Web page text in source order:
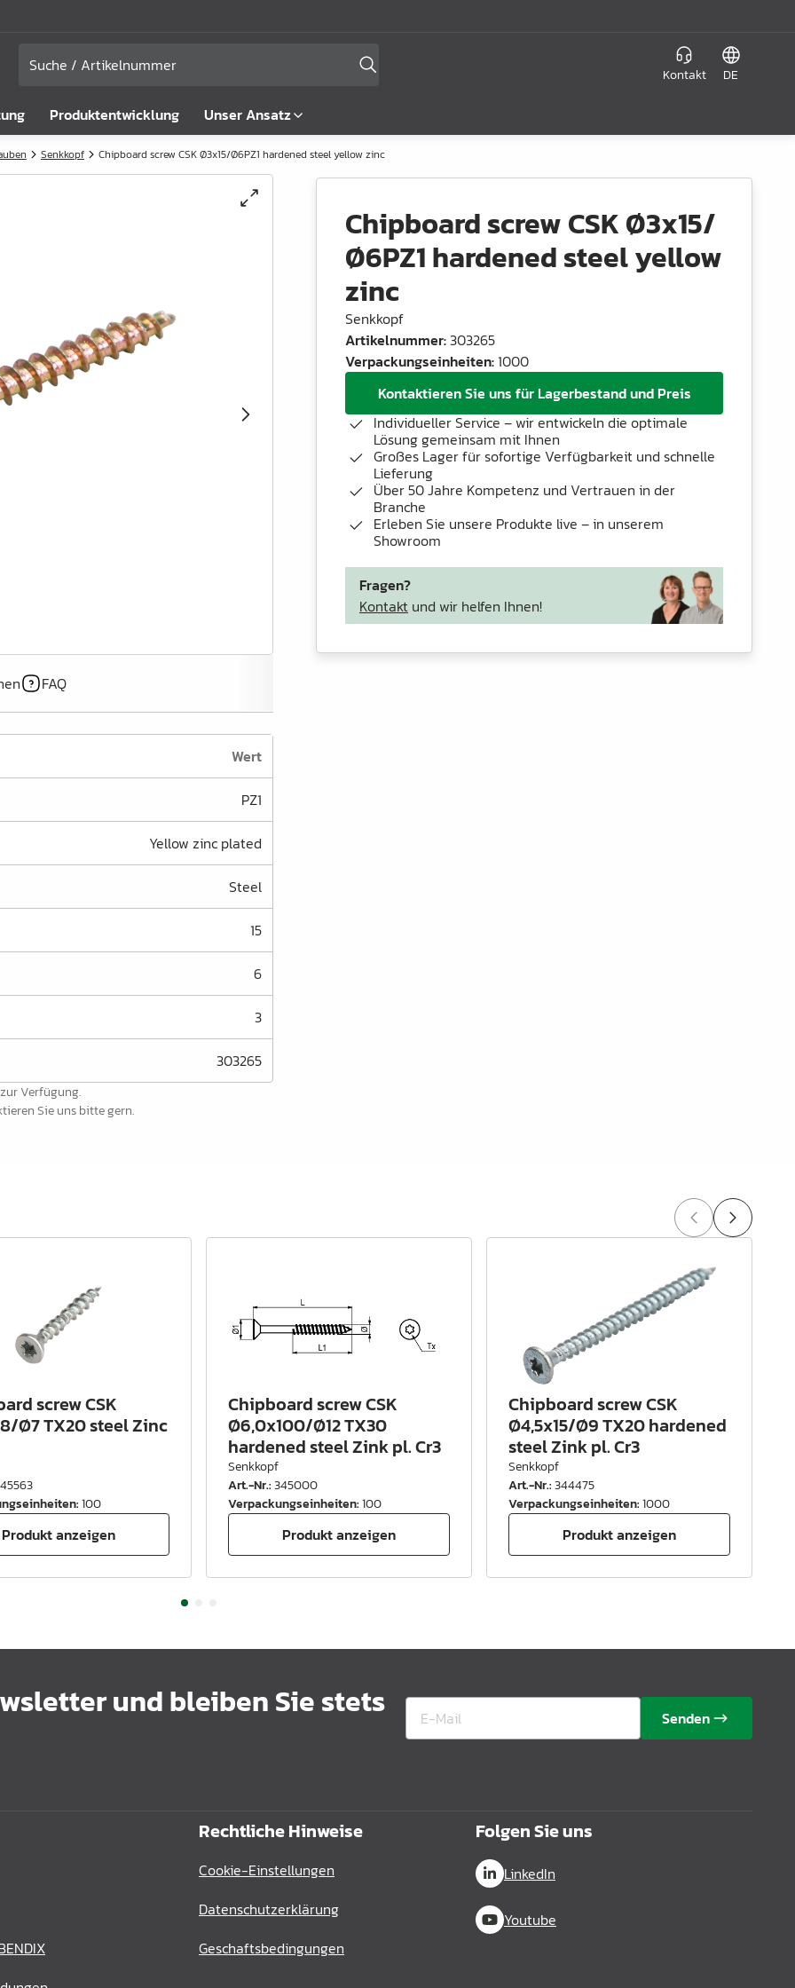
Kontakt DE
Produktentwicklung Unser Ansatz
Senkkopf Chipboard screw CSK Ø3x15/Ø6PZ1 hardened steel yellow zinc
FAQ
Wert
PZ1
Yellow zinc plated
Steel
15
6
3
303265
Verfügung.
Sie uns bitte gern.
Chipboard screw CSK Ø3x15/
Ø6PZ1 hardened steel yellow
zinc
Senkkopf
Artikelnummer:303265
Verpackungseinheiten:1000
Kontaktieren Sie uns für Lagerbestand und Preis
Individueller Service – wir entwickeln die optimale
Lösung gemeinsam mit Ihnen
Großes Lager für sofortige Verfügbarkeit und schnelle
Lieferung
Über 50 Jahre Kompetenz und Vertrauen in der
Branche
Erleben Sie unsere Produkte live – in unserem
Showroom
Fragen?
Kontakt und wir helfen Ihnen!
screw CSK
Ø7 TX20 steel Zinc
:100
Produkt anzeigen
Chipboard screw CSK
Ø6,0x100/Ø12 TX30
hardened steel Zink pl. Cr3
Senkkopf
Art.-Nr.:345000
Verpackungseinheiten:100
Produkt anzeigen
Chipboard screw CSK
Ø4,5x15/Ø9 TX20 hardened
steel Zink pl. Cr3
Senkkopf
Art.-Nr.:344475
Verpackungseinheiten:1000
Produkt anzeigen
und bleiben Sie stets Senden
Rechtliche Hinweise
Cookie-Einstellungen
Datenschutzerklärung
Geschaftsbedingungen
Folgen Sie uns
LinkedIn
Youtube